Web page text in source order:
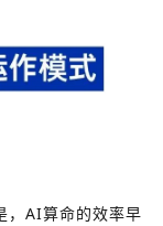
，AI算命的效率早